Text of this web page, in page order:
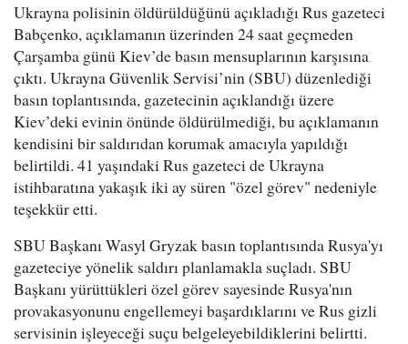
Ukrayna polisinin öldürüldüğünü açıkladığı Rus gazeteci
Babçenko, açıklamanın üzerinden 24 saat geçmeden
Çarşamba günü Kiev’de basın mensuplarının karşısına
çıktı. Ukrayna Güvenlik Servisi’nin (SBU) düzenlediği
basın toplantısında, gazetecinin açıklandığı üzere
Kiev’deki evinin önünde öldürülmediği, bu açıklamanın
kendisini bir saldırıdan korumak amacıyla yapıldığı
belirtildi. 41 yaşındaki Rus gazeteci de Ukrayna
istihbaratına yakaşık iki ay süren "özel görev" nedeniyle
teşekkür etti.
SBU Başkanı Wasyl Gryzak basın toplantısında Rusya'yı
gazeteciye yönelik saldırı planlamakla suçladı. SBU
Başkanı yürüttükleri özel görev sayesinde Rusya'nın
provakasyonunu engellemeyi başardıklarını ve Rus gizli
servisinin işleyeceği suçu belgeleyebildiklerini belirtti.